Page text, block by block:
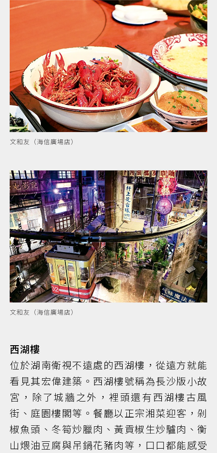
文和友（海信廣場店）
文和友（海信廣場店）
西湖樓
位於湖南衛視不遠處的西湖樓，從遠方就能
看見其宏偉建築。西湖樓號稱為長沙版小故
宮，除了城牆之外，裡頭還有西湖樓古風
街、庭園樓閣等。餐廳以正宗湘菜迎客，剁
椒魚頭、冬筍炒臘肉、黃貢椒生炒驢肉、衡
山煨油豆腐與吊鍋花豬肉等，口口都能感受